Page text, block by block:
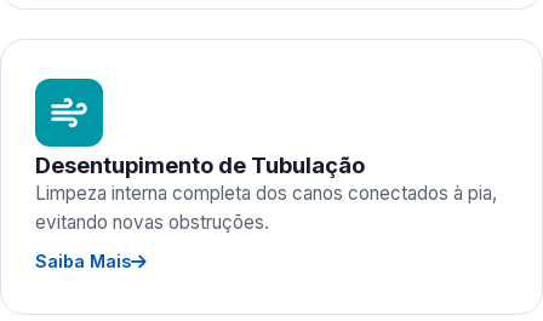
Desentupimento de Tubulação
Limpeza interna completa dos canos conectados à pia,
evitando novas obstruções.
Saiba Mais